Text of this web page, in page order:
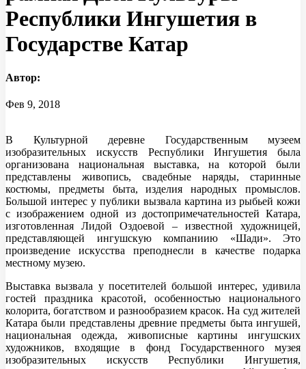
Республики Ингушетия в
Государстве Катар
Автор:
Фев 9, 2018
В Культурной деревне Государственным музеем
изобразительных искусств Республики Ингушетия была
организована национальная выставка, на которой были
представлены живопись, свадебные наряды, старинные
костюмы, предметы быта, изделия народных промыслов.
Большой интерес у публики вызвала картина из рыбьей кожи
с изображением одной из достопримечательностей Катара,
изготовленная Лидой Оздоевой – известной художницей,
представляющей ингушскую компаниию «Шади». Это
произведение искусства преподнесли в качестве подарка
местному музею.
Выставка вызвала у посетителей большой интерес, удивила
гостей праздника красотой, особенностью национального
колорита, богатством и разнообразием красок. На суд жителей
Катара были представлены древние предметы быта ингушей,
национальная одежда, живописные картины ингушских
художников, входящие в фонд Государственного музея
изобразительных искусств Республики Ингушетия,